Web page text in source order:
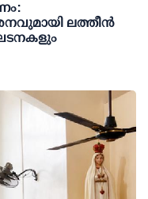
ലത്തീന്‍